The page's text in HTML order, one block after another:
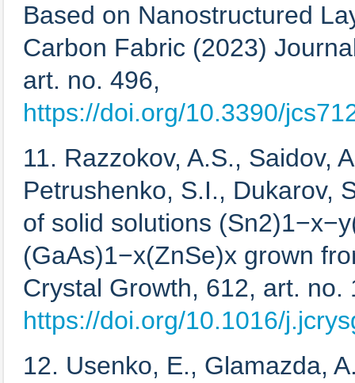
Based on Nanostructured
Carbon Fabric (2023)
art. no. 496,
https://doi.org/10.3390/
11. Razzokov, A.S., Saidov,
Petrushenko, S.I., Dukarov,
of solid solutions
(GaAs)1−x(ZnSe)x grown
Crystal Growth, 612, art. no.
https://doi.org/10.1016/
12. Usenko, E., Glamazda,